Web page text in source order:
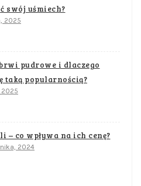
swój uśmiech?
2025
pudrowe i dlaczego
taką popularnością?
– co wpływa na ich cenę?
2024